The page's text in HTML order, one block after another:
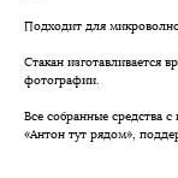
Подходит для
Стакан изготавливается
фотографии.
Все собранные средства
«Антон тут рядом»,